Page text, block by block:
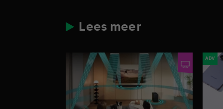
Lees meer
ADV